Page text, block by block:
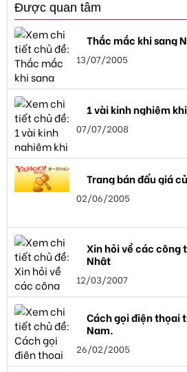
Được quan tâm
Thắc mắc khi sang
13/07/2005
1 vài kinh nghiệm
07/07/2008
Trang bán đấu giá
02/06/2005
Xin hỏi về các công
Nhật
12/03/2007
Cách gọi điện thọai
Nam.
26/02/2005